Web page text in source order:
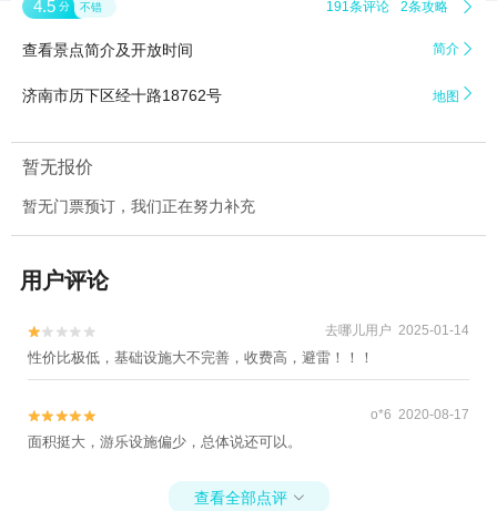
4.5 分 不错 191条评论 2条攻略 
查看景点简介及开放时间 简介 
济南市历下区经十路18762号 地图 
暂无报价
暂无门票预订，我们正在努力补充
用户评论

 去哪儿用户 2025-01-14
性价比极低，基础设施大不完善，收费高，避雷！！！

 o*6 2020-08-17
面积挺大，游乐设施偏少，总体说还可以。
查看全部点评 